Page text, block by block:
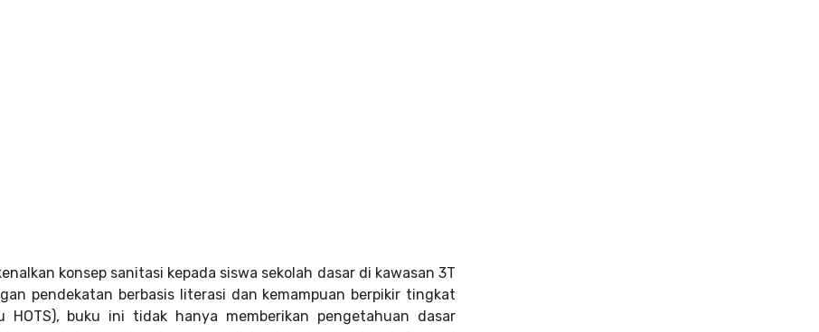
konsep sanitasi kepada siswa sekolah dasar di kawasan 3T
pendekatan berbasis literasi dan kemampuan berpikir tingkat
buku ini tidak hanya memberikan pengetahuan dasar